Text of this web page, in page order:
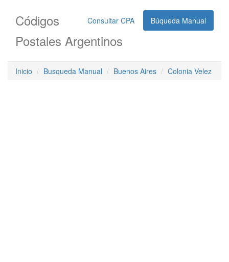
Consultar CPA Búqueda Manual
Códigos
Postales Argentinos
Inicio Busqueda Manual Buenos Aires Colonia Velez